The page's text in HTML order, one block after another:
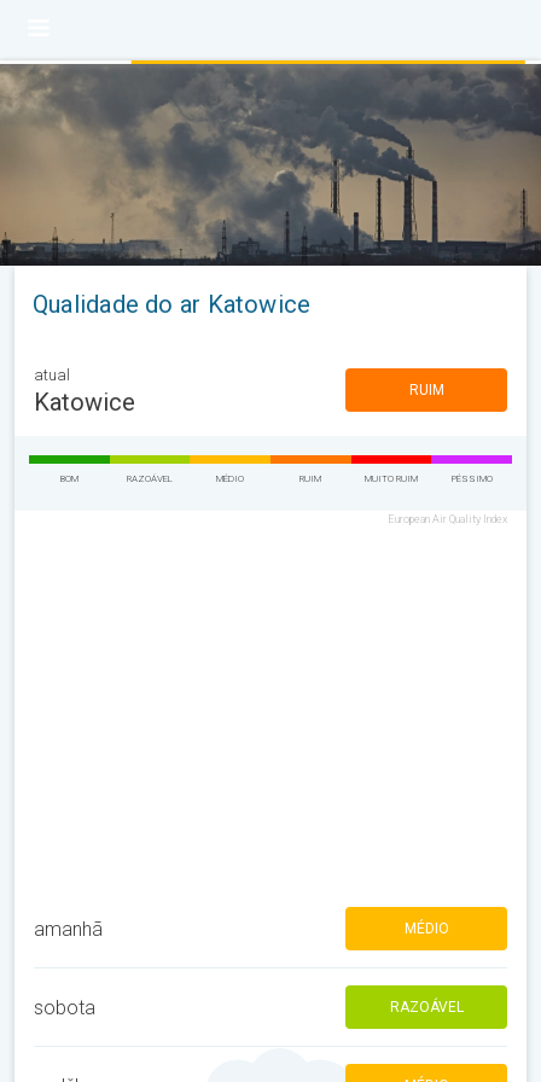
Qualidade do ar Katowice
atual
Katowice RUIM
BOM RAZOÁVEL MÉDIO RUIM MUITO RUIM PÉSSIMO
European Air Quality Index
amanhã MÉDIO
sobota RAZOÁVEL